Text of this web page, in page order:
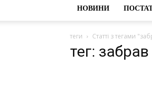
НОВИНИ
теги Статті з тегами
тег: